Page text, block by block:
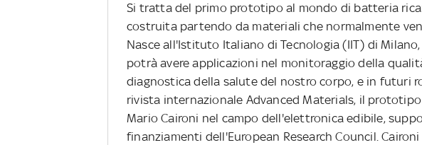
Si tratta del primo prototipo al mondo di batteria
costruita partendo da materiali che normalmente
Nasce all'Istituto Italiano di Tecnologia (IIT) di
potrà avere applicazioni nel monitoraggio della
diagnostica della salute del nostro corpo, e in futuri
rivista internazionale Advanced Materials, il
Mario Caironi nel campo dell'elettronica edibile,
finanziamenti dell'European Research Council.